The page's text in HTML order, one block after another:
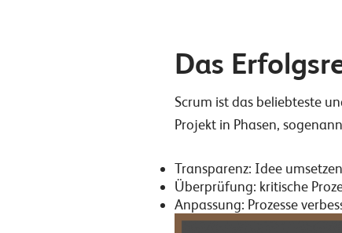
Das
Scrum ist das beliebteste
Projekt in Phasen,
Transparenz: Idee
Überprüfung: kritische
Anpassung: Prozesse